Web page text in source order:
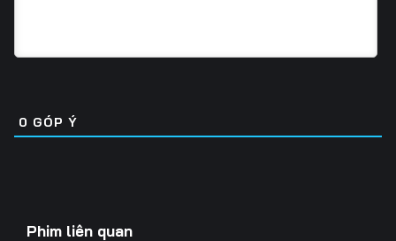
31 32 33
37 38 39
0 GÓP Ý
Phim liên quan